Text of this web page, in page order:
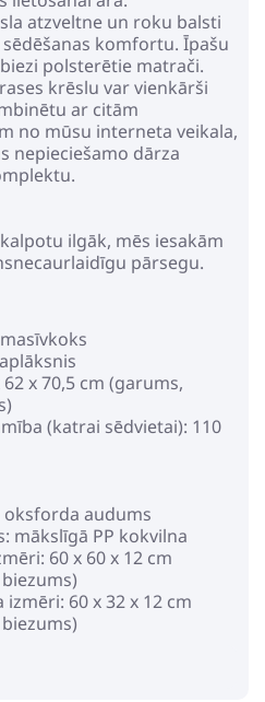
atzveltne un roku balsti
komfortu. Īpašu
polsterētie matrači.
krēslu var vienkārši
ar citām
no mūsu interneta veikala,
nepieciešamo dārza
ilgāk, mēs iesakām
pārsegu.
x 70,5 cm (garums,
(katrai sēdvietai): 110
audums
mākslīgā PP kokvilna
60 x 60 x 12 cm
60 x 32 x 12 cm